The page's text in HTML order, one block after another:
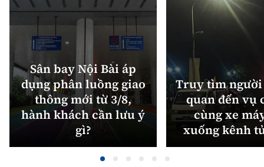
Sân bay Nội Bài áp
dụng phân luồng giao
thông mới từ 3/8,
hành khách cần lưu ý
gì?
Truy tìm
quan đến vụ
cùng xe
xuống kênh